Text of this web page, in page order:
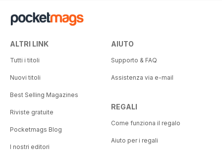
ALTRI LINK
Tutti i titoli
Nuovi titoli
Best Selling Magazines
Riviste gratuite
Pocketmags Blog
I nostri editori
AIUTO
Supporto & FAQ
Assistenza via e-mail
REGALI
Come funziona il regalo
Aiuto per i regali